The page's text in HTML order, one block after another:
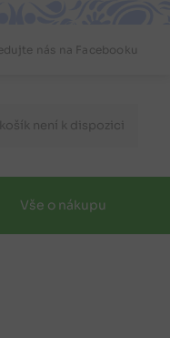
nás na Facebooku
košík není k dispozici
Vše o nákupu